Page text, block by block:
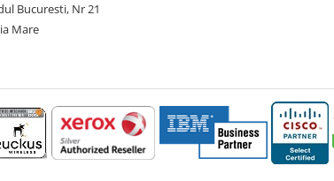
Bucuresti, Nr 21
Mare